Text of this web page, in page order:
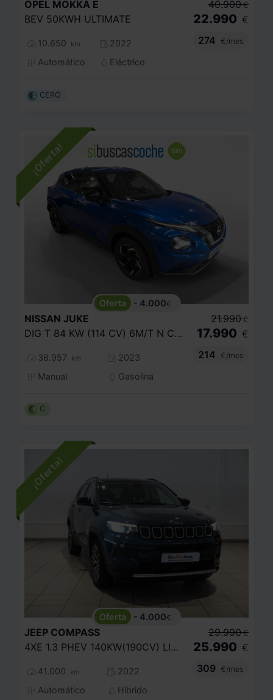
OPEL MOKKA E
BEV 50KWH ULTIMATE
10.650 km
2022
Automático
Eléctrico
40.900 €
22.990 €
274
€/mes
CERO
- 4.000€
NISSAN JUKE
DIG T 84 KW (114 CV) 6M/T N CONNECTA
38.957 km
2023
Manual
Gasolina
21.990 €
17.990 €
214
€/mes
C
- 4.000€
JEEP COMPASS
4XE 1.3 PHEV 140KW(190CV) LIMITED AT AWD
41.000 km
2022
Automático
Híbrido
29.990 €
25.990 €
309
€/mes